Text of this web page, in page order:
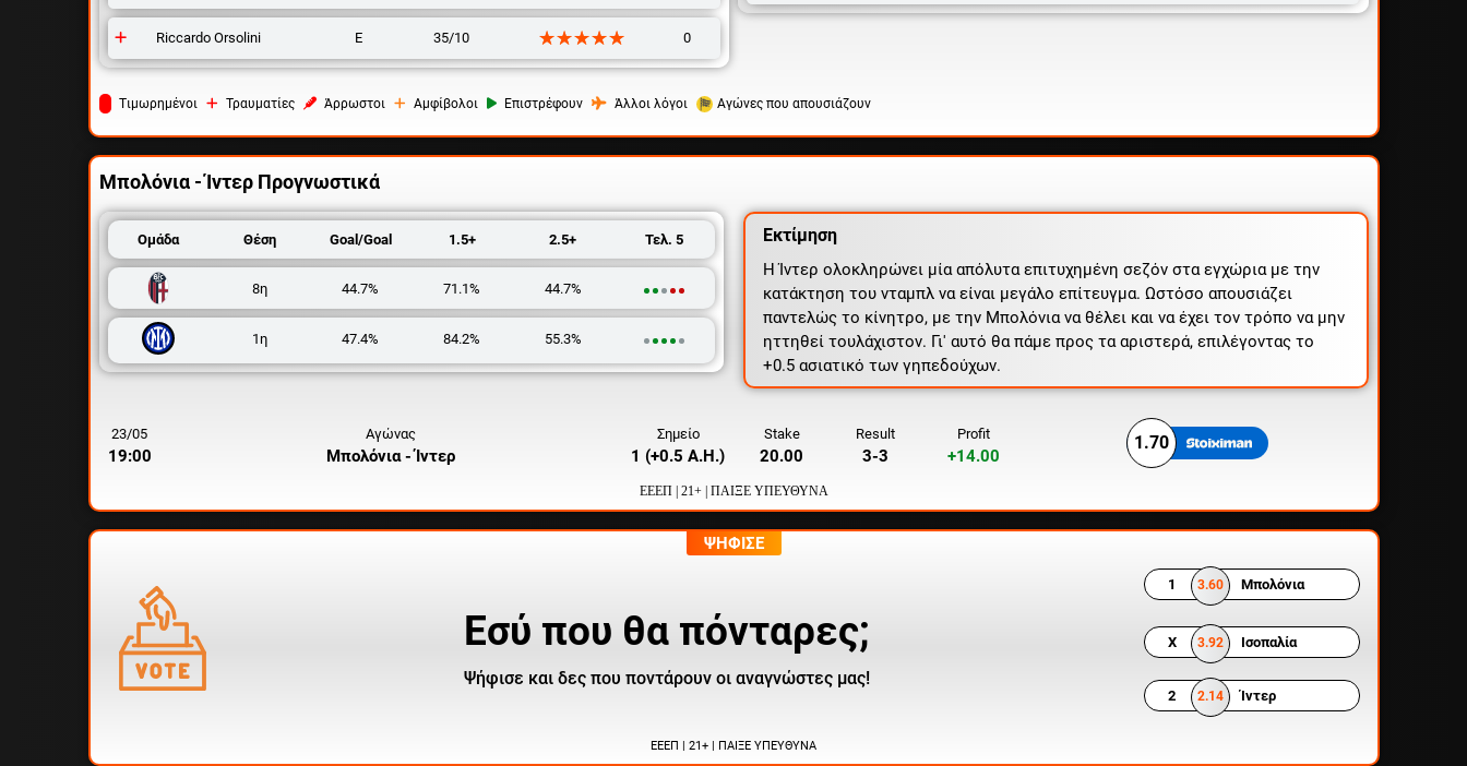
Riccardo Orsolini Ε 35/10 ☆☆☆☆☆
★★★★★ 0
Tιμωρημένοι Τραυματίες Άρρωστοι Αμφίβολοι Επιστρέφουν Άλλοι λόγοι Αγώνες που απουσιάζουν
Μπολόνια - Ίντερ Προγνωστικά
Ομάδα Θέση Goal/Goal 1.5+ 2.5+ Τελ. 5
8η 44.7% 71.1% 44.7%
1η 47.4% 84.2% 55.3%
Εκτίμηση
Η Ίντερ ολοκληρώνει μία απόλυτα επιτυχημένη σεζόν στα εγχώρια με την
κατάκτηση του νταμπλ να είναι μεγάλο επίτευγμα. Ωστόσο απουσιάζει
παντελώς το κίνητρο, με την Μπολόνια να θέλει και να έχει τον τρόπο να μην
ηττηθεί τουλάχιστον. Γι' αυτό θα πάμε προς τα αριστερά, επιλέγοντας το
+0.5 ασιατικό των γηπεδούχων.
23/05
19:00
Αγώνας
Μπολόνια - Ίντερ
Σημείο
1 (+0.5 A.H.)
Stake
20.00
Result
3-3
Profit
+14.00
1.70
ΕΕΕΠ | 21+ | ΠΑΙΞΕ ΥΠΕΥΘΥΝΑ
ΨΗΦΙΣΕ
Εσύ που θα πόνταρες;
Ψήφισε και δες που ποντάρουν οι αναγνώστες μας!
1 3.60 Μπολόνια
X 3.92 Ισοπαλία
2 2.14 Ίντερ
ΕΕΕΠ | 21+ | ΠΑΙΞΕ ΥΠΕΥΘΥΝΑ